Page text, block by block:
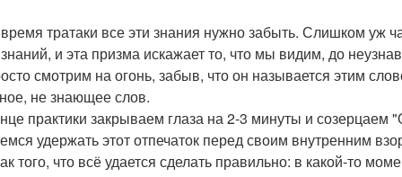
тратаки все эти знания нужно забыть. Слишком уж
и эта призма искажает то, что мы видим, до
смотрим на огонь, забыв, что он называется этим
не знающее слов.
практики закрываем глаза на 2-3 минуты и созерцаем
удержать этот отпечаток перед своим внутренним
того, что всё удается сделать правильно: в какой-то